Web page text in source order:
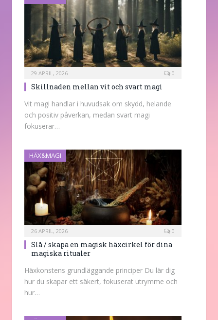
29 APRIL, 2026 0
Skillnaden mellan vit och svart magi
Vit magi handlar i huvudsak om skydd, helande
och positiv påverkan, medan svart magi
fokuserar…
HÄX&MAGI
26 APRIL, 2026 0
Slå / skapa en magisk häxcirkel för dina
magiska ritualer
Häxkonstens grundläggande principer Du lär dig
hur du skapar ett säkert, fokuserat utrymme och
hur…